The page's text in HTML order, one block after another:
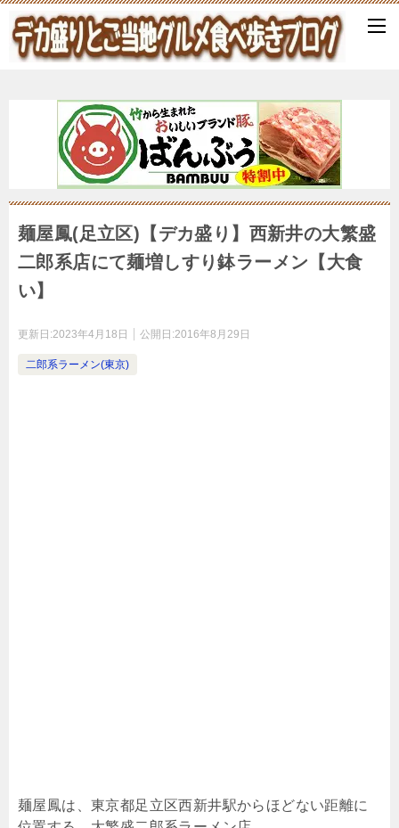
麺屋鳳(足立区)【デカ盛り】西新井の大繁盛
二郎系店にて麺増しすり鉢ラーメン【大食
い】
更新日:2023年4月18日 公開日:2016年8月29日
二郎系ラーメン(東京)
麺屋鳳は、東京都足立区西新井駅からほどない距離に